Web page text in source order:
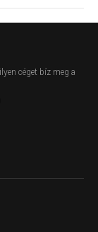
céget bíz meg a